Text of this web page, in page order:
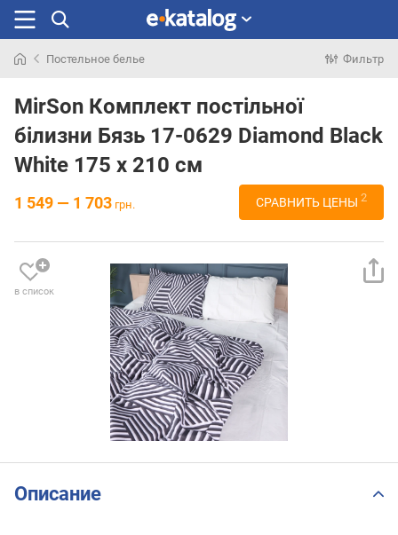
раньше
Постельное белье Фильтр
MirSon Комплект постільної
білизни Бязь 17-0629 Diamond Black
White 175 x 210 см
1 549 — 1 703 грн. СРАВНИТЬ ЦЕНЫ 2
в список
Описание